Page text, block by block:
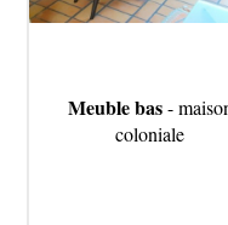
Meuble bas-
coloniale